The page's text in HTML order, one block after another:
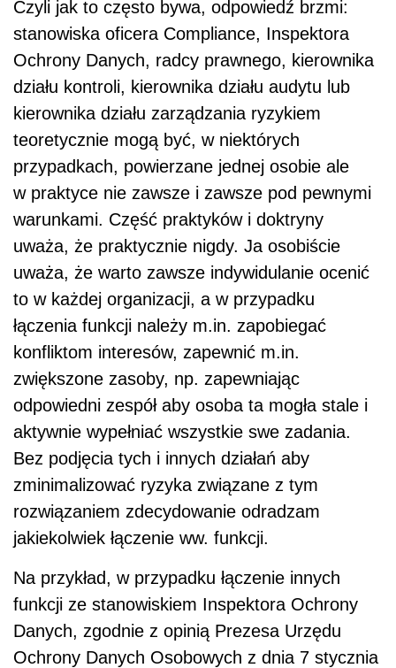
Czyli jak to często bywa, odpowiedź brzmi:
stanowiska oficera Compliance, Inspektora
Ochrony Danych, radcy prawnego, kierownika
działu kontroli, kierownika działu audytu lub
kierownika działu zarządzania ryzykiem
teoretycznie mogą być, w niektórych
przypadkach, powierzane jednej osobie ale
w praktyce nie zawsze i zawsze pod pewnymi
warunkami. Część praktyków i doktryny
uważa, że praktycznie nigdy. Ja osobiście
uważa, że warto zawsze indywidulanie ocenić
to w każdej organizacji, a w przypadku
łączenia funkcji należy m.in. zapobiegać
konfliktom interesów, zapewnić m.in.
zwiększone zasoby, np. zapewniając
odpowiedni zespół aby osoba ta mogła stale i
aktywnie wypełniać wszystkie swe zadania.
Bez podjęcia tych i innych działań aby
zminimalizować ryzyka związane z tym
rozwiązaniem zdecydowanie odradzam
jakiekolwiek łączenie ww. funkcji.
Na przykład, w przypadku łączenie innych
funkcji ze stanowiskiem Inspektora Ochrony
Danych, zgodnie z opinią Prezesa Urzędu
Ochrony Danych Osobowych z dnia 7 stycznia